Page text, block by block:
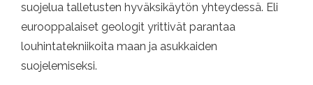
suojelua talletusten hyväksikäytön yhteydessä. Eli
eurooppalaiset geologit yrittivät parantaa
louhintatekniikoita maan ja asukkaiden
suojelemiseksi.